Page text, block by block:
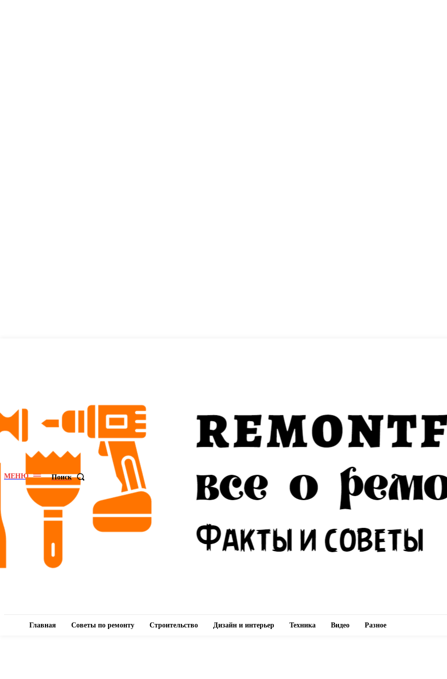
МЕНЮ Поиск
Главная Советы по ремонту Строительство Дизайн и интерьер Техника Видео Разное